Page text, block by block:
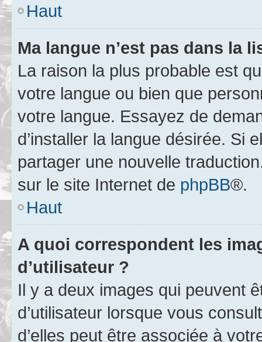
Haut
Ma langue n’est pas dans la
La raison la plus probable est
votre langue ou bien que
votre langue. Essayez de
d’installer la langue désirée. Si
partager une nouvelle
sur le site Internet de phpBB®.
Haut
A quoi correspondent les
d’utilisateur ?
Il y a deux images qui peuvent
d’utilisateur lorsque vous
d’elles peut être associée à